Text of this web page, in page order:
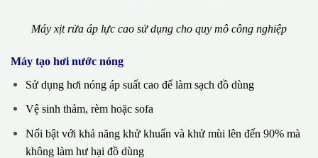
Máy xịt rửa áp lực cao sử dụng cho quy mô công nghiệp
Máy tạo hơi nước nóng
Sử dụng hơi nóng áp suất cao để làm sạch đồ dùng
Vệ sinh thảm, rèm hoặc sofa
Nổi bật với khả năng khử khuẩn và khử mùi lên đến 90% mà
không làm hư hại đồ dùng